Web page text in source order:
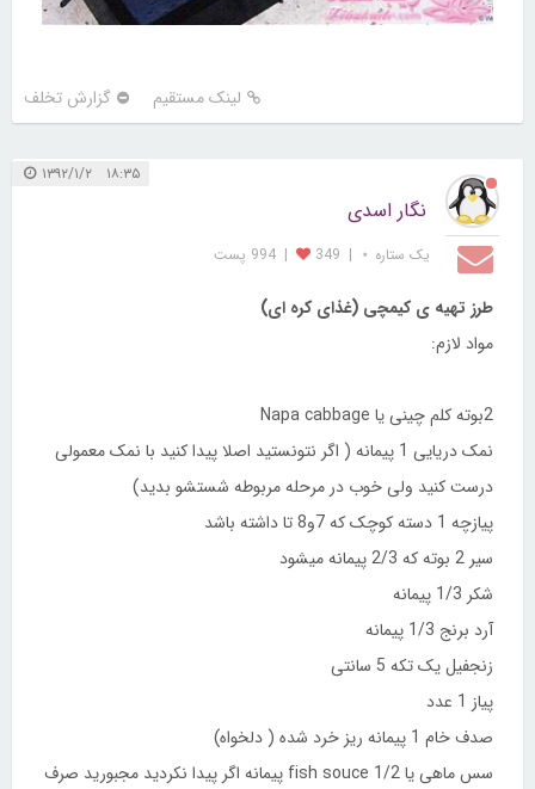
لینک مستقیم گزارش تخلف
۱۸:۳۵ ۱۳۹۲/۱/۲
نگار اسدی
یک ستاره ⋆ |
349
| 994 پست
طرز تهیه ی کیمچی (غذای کره ای)
مواد لازم:
2بوته کلم چینی یا Napa cabbage
نمک دریایی 1 پیمانه ( اگر نتونستید اصلا پیدا کنید با نمک معمولی
درست کنید ولی خوب در مرحله مربوطه شستشو بدید)
پیازچه 1 دسته کوچک که 7و8 تا داشته باشد
سیر 2 بوته که 2/3 پیمانه میشود
شکر 1/3 پیمانه
آرد برنج 1/3 پیمانه
زنجفیل یک تکه 5 سانتی
پیاز 1 عدد
صدف خام 1 پیمانه ریز خرد شده ( دلخواه)
سس ماهی یا fish souce 1/2 پیمانه اگر پیدا نکردید مجبورید صرف